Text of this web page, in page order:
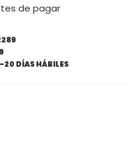
de pagar
20 DÍAS HÁBILES